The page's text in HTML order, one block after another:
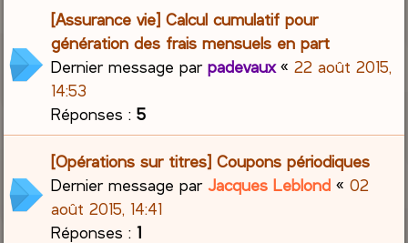
[Assurance vie] Calcul cumulatif pour
génération des frais mensuels en part
Dernier message parpadevaux«22 août 2015,
14:53
Réponses :5
[Opérations sur titres] Coupons périodiques
Dernier message parJacques Leblond «02
août 2015, 14:41
Réponses :1